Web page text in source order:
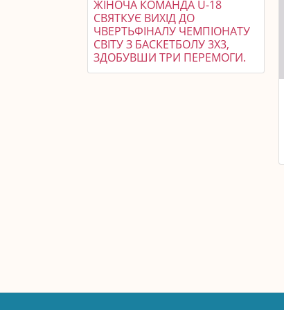
ЖІНОЧА КОМАНДА U-18
СВЯТКУЄ ВИХІД ДО
ЧВЕРТЬФІНАЛУ ЧЕМПІОНАТУ
СВІТУ З БАСКЕТБОЛУ 3X3,
ЗДОБУВШИ ТРИ ПЕРЕМОГИ.